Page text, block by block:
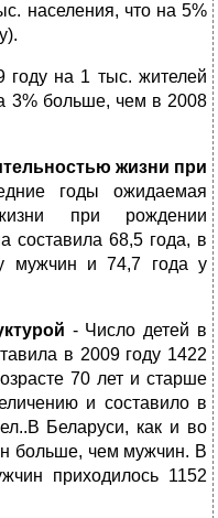
населения, что на 5%
году на 1 тыс. жителей
3% больше, чем в 2008
жизни при
годы ожидаемая
жизни при рождении
составила 68,5 года, в
мужчин и 74,7 года у
- Число детей в
в 2009 году 1422
70 лет и старше
и составило в
Беларуси, как и во
больше, чем мужчин. В
приходилось 1152